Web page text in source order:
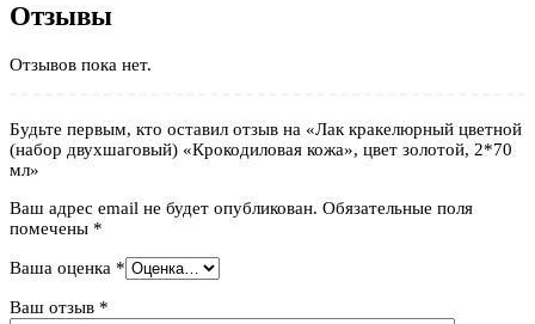
Отзывы
Отзывов пока нет.
Будьте первым, кто оставил отзыв на «Лак кракелюрный цветной
(набор двухшаговый) «Крокодиловая кожа», цвет золотой, 2*70
мл»
Ваш адрес email не будет опубликован. Обязательные поля
помечены *
Ваша оценка *
Ваш отзыв *